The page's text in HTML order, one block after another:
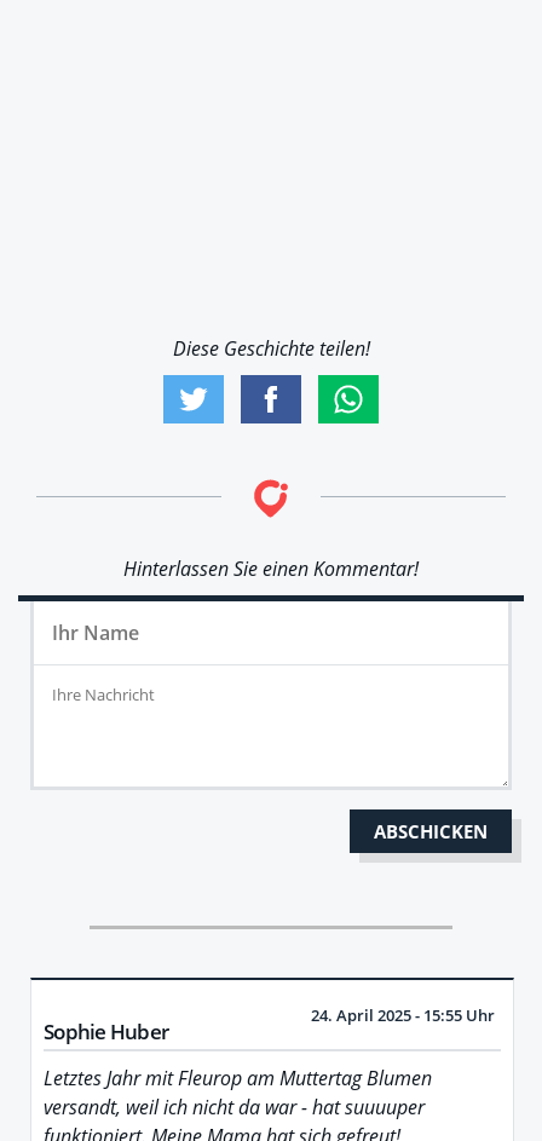
Diese Geschichte teilen!
Hinterlassen Sie einen Kommentar!
Sophie Huber
24. April 2025 - 15:55 Uhr
Letztes Jahr mit Fleurop am Muttertag Blumen
versandt, weil ich nicht da war - hat suuuuper